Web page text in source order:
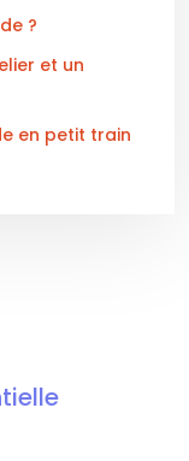
?
et un
en petit train